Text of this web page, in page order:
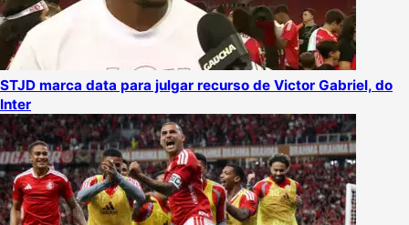
STJD marca data para julgar recurso de Victor Gabriel, do
Inter